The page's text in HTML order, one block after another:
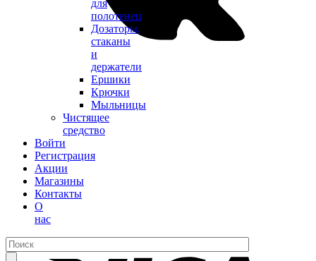
для
полотенец
Дозаторы,
стаканы
и
держатели
Ершики
Крючки
Мыльницы
Чистящее
средство
Войти
Регистрация
Акции
Магазины
Контакты
О
нас